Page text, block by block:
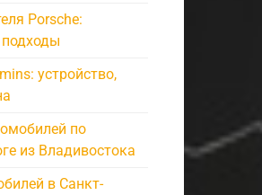
Porsche:
подходы
устройство,
по
из Владивостока
в Санкт-